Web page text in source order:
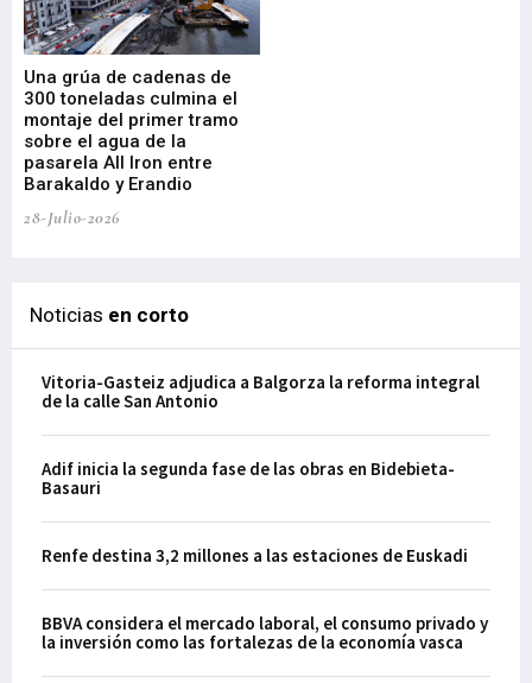
Una grúa de cadenas de
300 toneladas culmina el
montaje del primer tramo
sobre el agua de la
pasarela All Iron entre
Barakaldo y Erandio
28-Julio-2026
Noticias en corto
Vitoria-Gasteiz adjudica a Balgorza la reforma integral
de la calle San Antonio
Adif inicia la segunda fase de las obras en Bidebieta-
Basauri
Renfe destina 3,2 millones a las estaciones de Euskadi
BBVA considera el mercado laboral, el consumo privado y
la inversión como las fortalezas de la economía vasca